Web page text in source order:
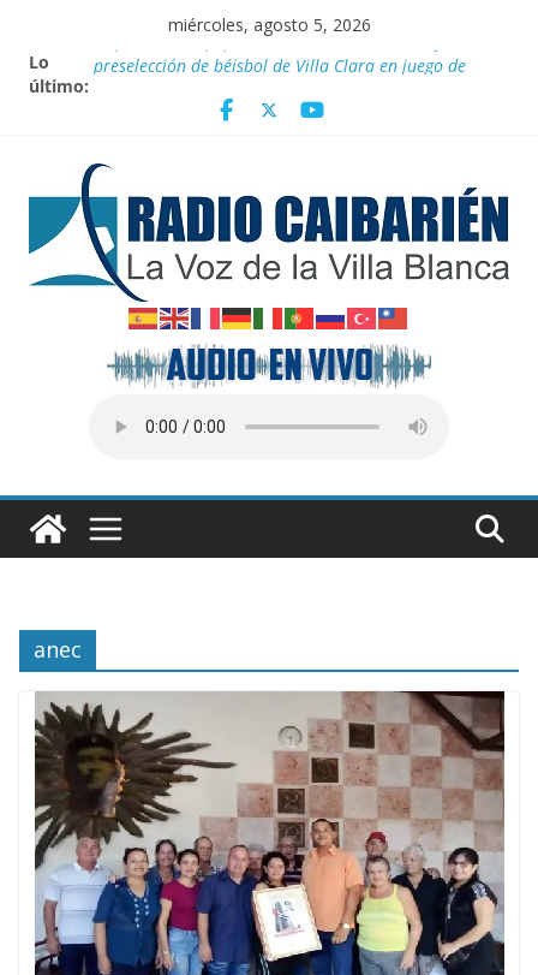
contenido
miércoles, agosto 5, 2026
Lo
último:
Empatan los equipos Tiburones de Caibarién y la
Innovación desde la base
Agosto: Cuando la Tierra arde y el cielo se oscurece
Canciller cubano denuncia pretexto EEUU para
genocidio contra la isla
anec